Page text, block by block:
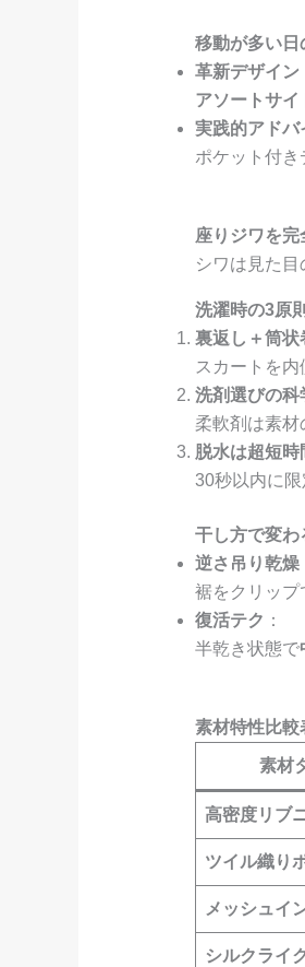
移動が多い日
革新デザイン
アソートサイ
実践的アドバ
ポケット付き
座りジワを
シワは見た目
洗濯時の3原則
裏返し＋筒状
スカートを
洗剤選びの科
柔軟剤は素材
脱水は超短時
30秒以内に
干し方で変わ
逆さ吊り乾燥
裾をクリッ
復活テク ：
半乾き状態で
素材特性比較
素材
高密度リブ
ツイル織り
メッシュイ
シルクライ